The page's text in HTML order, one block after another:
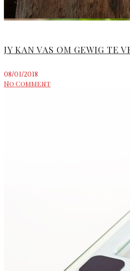
JY KAN VAS OM GEWIG TE
08/01/2018
No Comment